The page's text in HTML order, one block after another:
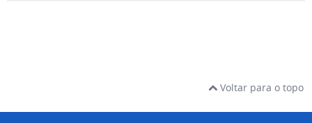
Voltar para o topo